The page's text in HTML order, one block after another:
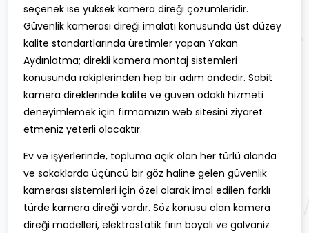
seçenek ise yüksek kamera direği çözümleridir.
Güvenlik kamerası direği imalatı konusunda üst düzey
kalite standartlarında üretimler yapan Yakan
Aydınlatma; direkli kamera montaj sistemleri
konusunda rakiplerinden hep bir adım öndedir. Sabit
kamera direklerinde kalite ve güven odaklı hizmeti
deneyimlemek için firmamızın web sitesini ziyaret
etmeniz yeterli olacaktır.
Ev ve işyerlerinde, topluma açık olan her türlü alanda
ve sokaklarda üçüncü bir göz haline gelen güvenlik
kamerası sistemleri için özel olarak imal edilen farklı
türde kamera direği vardır. Söz konusu olan kamera
direği modelleri, elektrostatik fırın boyalı ve galvaniz